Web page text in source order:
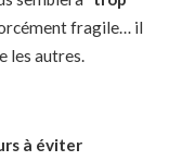
forcément fragile… il
les autres.
à éviter